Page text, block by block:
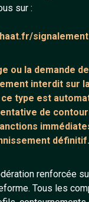
sur :
signalement
ou la demande de
interdit sur
type est
de
définitif.
renforcée
Tous les